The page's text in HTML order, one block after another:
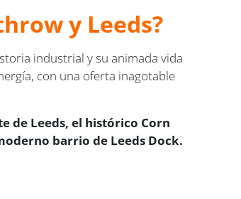
y Leeds?
industrial y su animada vida
con una oferta inagotable
de Leeds, el histórico Corn
barrio de Leeds Dock.